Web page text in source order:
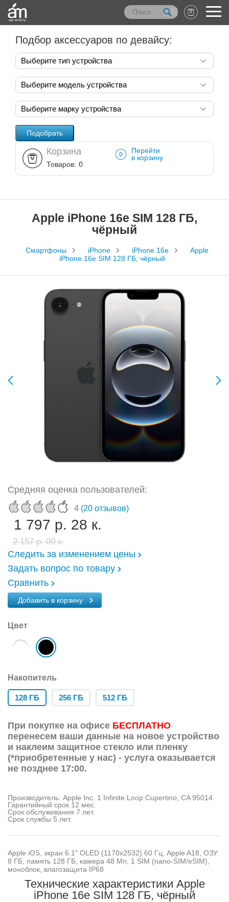
Подбор аксессуаров по девайсу:
Выберите тип устройства
Выберите модель устройства
Выберите марку устройства
Корзина
Товаров: 0
Перейти
в корзину
Apple iPhone 16e SIM 128 ГБ,
чёрный
Смартфоны iPhone iPhone 16e
Apple
iPhone 16e SIM 128 ГБ, чёрный
Средняя оценка пользователей:
4 (20 отзывов)
1 797 р. 28 к.
2 157 р. 00 к.
Следить за изменением цены
Задать вопрос по товару
Сравнить
Добавить в корзину
Цвет
Накопитель
128 ГБ 256 ГБ 512 ГБ
При покупке на офисе БЕСПЛАТНО
перенесем ваши данные на новое устройство
и наклеим защитное стекло или пленку
(*приобретенные у нас) - услуга оказывается
не позднее 17:00.
Производитель: Apple Inc. 1 Infinite Loop Cupertino, CA 95014.
Гарантийный срок 12 мес.
Срок обслуживания 7 лет.
Срок службы 5 лет.
Apple iOS, экран 6.1" OLED (1170x2532) 60 Гц, Apple A18, ОЗУ
8 ГБ, память 128 ГБ, камера 48 Мп, 1 SIM (nano-SIM/eSIM),
моноблок, влагозащита IP68
Технические характеристики Apple
iPhone 16e SIM 128 ГБ, чёрный